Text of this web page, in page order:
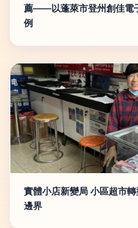
薦——以蓬萊市登州創佳電
例
實體小店新變局 小區超市
邊界